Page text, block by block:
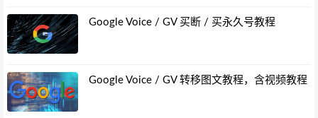
Google Voice / GV 买断 / 买永久号教程
Google Voice / GV 转移图文教程，含视频教程